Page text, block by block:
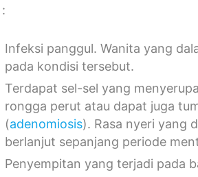
Infeksi panggul. Wanita yang
pada kondisi tersebut.
Terdapat sel-sel yang
rongga perut atau dapat juga
(adenomiosis). Rasa nyeri yang
berlanjut sepanjang periode
Penyempitan yang terjadi pada